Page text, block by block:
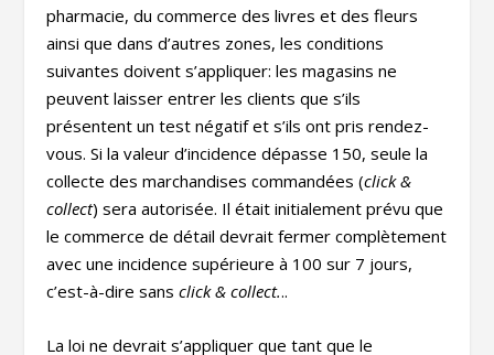
pharmacie, du commerce des livres et des fleurs
ainsi que dans d’autres zones, les conditions
suivantes doivent s’appliquer: les magasins ne
peuvent laisser entrer les clients que s’ils
présentent un test négatif et s’ils ont pris rendez-
vous. Si la valeur d’incidence dépasse 150, seule la
collecte des marchandises commandées (click &
collect) sera autorisée. Il était initialement prévu que
le commerce de détail devrait fermer complètement
avec une incidence supérieure à 100 sur 7 jours,
c’est-à-dire sansclick & collect...
La loi ne devrait s’appliquer que tant que le